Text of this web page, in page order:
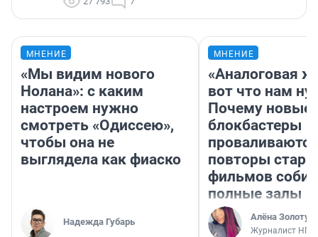
МНЕНИЕ
«Мы видим нового
Нолана»: с каким
настроем нужно
смотреть «Одиссею»,
чтобы она не
выглядела как фиаско
Надежда Губарь
МНЕНИЕ
«Аналоговая
вот что нам
Почему новые
блокбастеры
повторы
фильмов
полные залы
Алёна
Журналист НГС